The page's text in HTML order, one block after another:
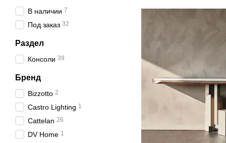
В наличии 7
Под заказ 32
Раздел
Консоли 39
Бренд
Bizzotto 2
Castro Lighting 1
Cattelan 26
DV Home 1